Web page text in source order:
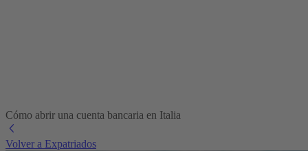
Cómo abrir una cuenta bancaria en Italia
Volver a Expatriados